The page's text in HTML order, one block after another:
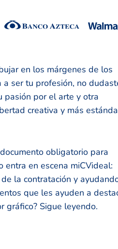
en los márgenes de los
ser tu profesión, no
pasión por el arte y otra
creativa y más
obligatorio para
entra en escena miCVideal:
la contratación y
que les ayuden a
gráfico? Sigue leyendo.